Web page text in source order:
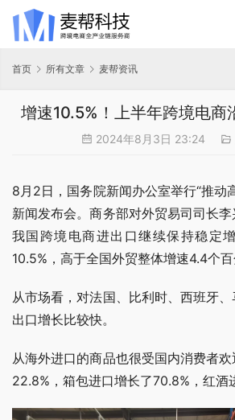
首页 所有文章 麦帮资讯
增速10.5%！上半年跨境电商
2024年8月3日 23:24
8月2日，国务院新闻办公室举行“推动
新闻发布会。商务部对外贸易司司长李
我国跨境电商进出口继续保持稳定
10.5%，高于全国外贸整体增速4.4个百
从市场看，对法国、比利时、西班牙
出口增长比较快。
从海外进口的商品也很受国内消费者
22.8%，箱包进口增长了70.8%，红酒